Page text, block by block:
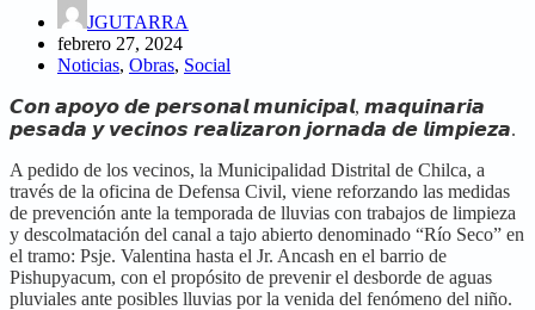
JGUTARRA
febrero 27, 2024
Noticias, Obras, Social
𝘾𝙤𝙣 𝙖𝙥𝙤𝙮𝙤 𝙙𝙚 𝙥𝙚𝙧𝙨𝙤𝙣𝙖𝙡 𝙢𝙪𝙣𝙞𝙘𝙞𝙥𝙖𝙡, 𝙢𝙖𝙦𝙪𝙞𝙣𝙖𝙧𝙞𝙖
𝙥𝙚𝙨𝙖𝙙𝙖 𝙮 𝙫𝙚𝙘𝙞𝙣𝙤𝙨 𝙧𝙚𝙖𝙡𝙞𝙯𝙖𝙧𝙤𝙣 𝙟𝙤𝙧𝙣𝙖𝙙𝙖 𝙙𝙚 𝙡𝙞𝙢𝙥𝙞𝙚𝙯𝙖.
A pedido de los vecinos, la Municipalidad Distrital de Chilca, a
través de la oficina de Defensa Civil, viene reforzando las medidas
de prevención ante la temporada de lluvias con trabajos de limpieza
y descolmatación del canal a tajo abierto denominado “Río Seco” en
el tramo: Psje. Valentina hasta el Jr. Ancash en el barrio de
Pishupyacum, con el propósito de prevenir el desborde de aguas
pluviales ante posibles lluvias por la venida del fenómeno del niño.